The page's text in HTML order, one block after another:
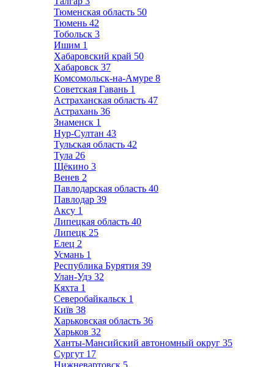
Тюменская область 50
Тюмень 42
Тобольск 3
Ишим 1
Хабаровский край 50
Хабаровск 37
Комсомольск-на-Амуре 8
Советская Гавань 1
Астраханская область 47
Астрахань 36
Знаменск 1
Нур-Султан 43
Тульская область 42
Тула 26
Щёкино 3
Венев 2
Павлодарская область 40
Павлодар 39
Аксу 1
Липецкая область 40
Липецк 25
Елец 2
Усмань 1
Республика Бурятия 39
Улан-Удэ 32
Кяхта 1
Северобайкальск 1
Київ 38
Харьковская область 36
Харьков 32
Ханты-Мансийский автономный округ 35
Сургут 17
Нижневартовск 5